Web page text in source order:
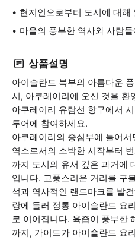
현지인으로부터 도시에 대해
마을의 풍부한 역사와 사람
상품설명
아이슬란드 북부의 아름다운
시, 아쿠레이리에 오신 것을 환
아쿠레이리 유람선 항구에서
투어에 참여하세요.
아쿠레이리의 중심부에 들어
역소로서의 소박한 시작부터
까지 도시의 유서 깊은 과거에
입니다. 고풍스러운 거리를 구
석과 역사적인 랜드마크를 발
랑에 들러 정통 아이슬란드 요
로 이어집니다. 육즙이 풍부한
까지, 가이드가 아이슬란드 요